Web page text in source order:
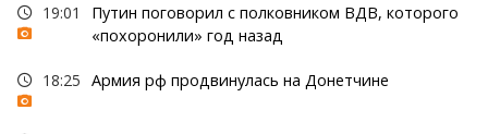
19:01
Путин поговорил с полковником ВДВ, которого
«похоронили» год назад
18:25 Армия рф продвинулась на Донетчине